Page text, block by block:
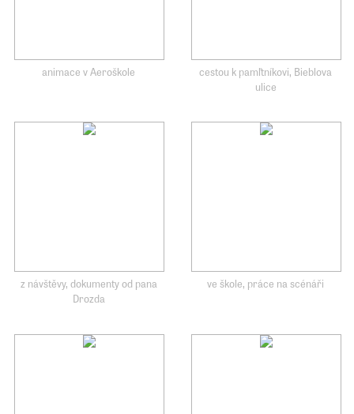
animace v Aeroškole
cestou k pamľtníkovi, Bieblova
ulice
z návštěvy, dokumenty od pana
Drozda
ve škole, práce na scénáři